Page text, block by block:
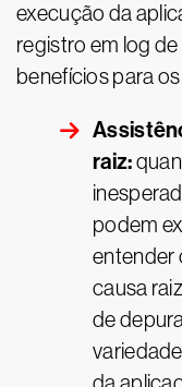
execução da
registro em log
benefícios para
raiz:
podem
entender
causa
de